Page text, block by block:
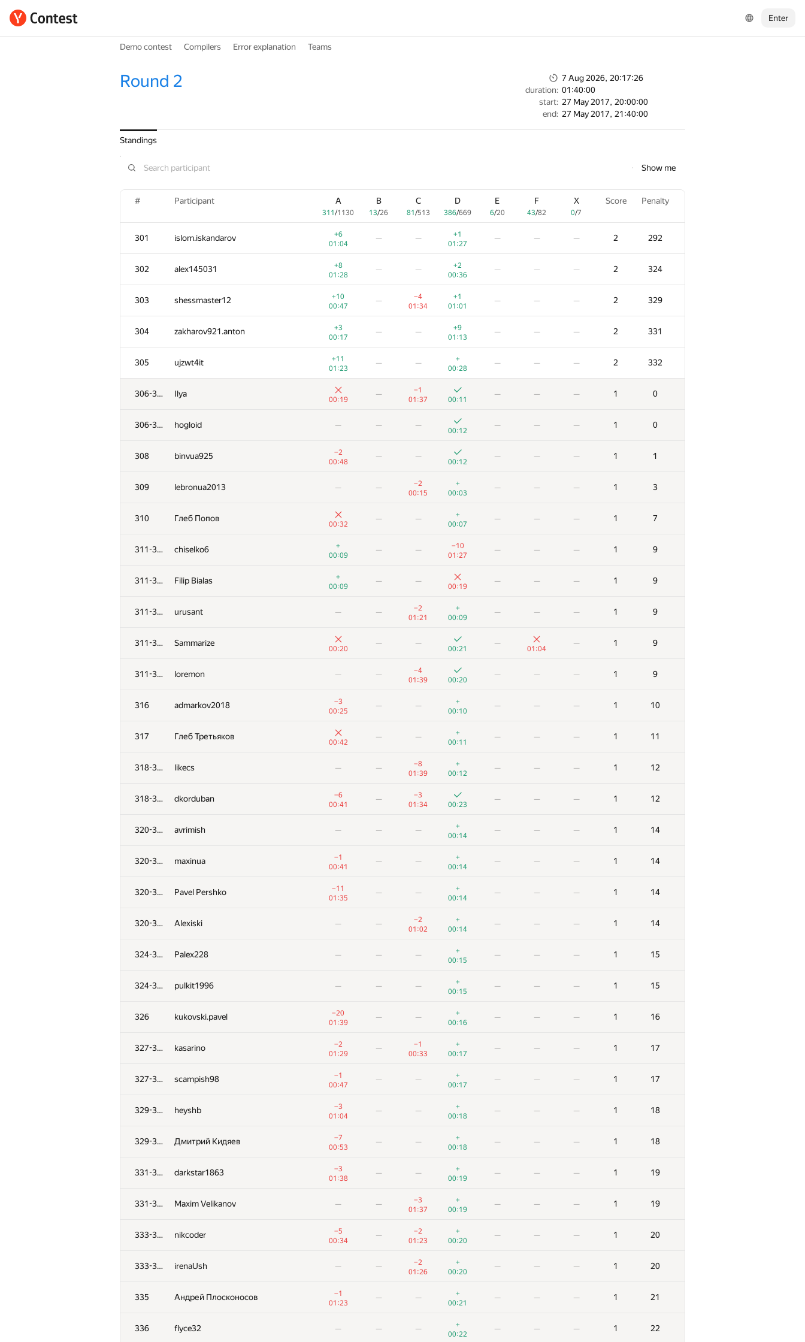
Enter
Demo contest Compilers Error explanation Teams
Round 2
7 Aug 2026, 20:17:26
duration: 01:40:00
start: 27 May 2017, 20:00:00
end: 27 May 2017, 21:40:00
Standings
Show me
# Participant A
311/1130
B
13/26
C
81/513
D
386/669
E
6/20
F
43/82
X
0/7
Score Penalty
301 islom.iskandarov
+6
01:04
— —
+1
01:27
— — — 2 292
302 alex145031
+8
01:28
— —
+2
00:36
— — — 2 324
303 shessmaster12
+10
00:47
—
−4
01:34
+1
01:01
— — — 2 329
304 zakharov921.anton
+3
00:17
— —
+9
01:13
— — — 2 331
305 ujzwt4it
+11
01:23
— —
+
00:28
— — — 2 332
306-307 Ilya
00:19
—
−1
01:37
00:11
— — — 1 0
306-307 hogloid — — —
00:12
— — — 1 0
308 binvua925
−2
00:48
— —
00:12
— — — 1 1
309 lebronua2013 — —
−2
00:15
+
00:03
— — — 1 3
310 Глеб Попов
00:32
— —
+
00:07
— — — 1 7
311-315 chiselko6
+
00:09
— —
−10
01:27
— — — 1 9
311-315 Filip Bialas
+
00:09
— —
00:19
— — — 1 9
311-315 urusant — —
−2
01:21
+
00:09
— — — 1 9
311-315 Sammarize
00:20
— —
00:21
—
01:04
— 1 9
311-315 loremon — —
−4
01:39
00:20
— — — 1 9
316 admarkov2018
−3
00:25
— —
+
00:10
— — — 1 10
317 Глеб Третьяков
00:42
— —
+
00:11
— — — 1 11
318-319 likecs — —
−8
01:39
+
00:12
— — — 1 12
318-319 dkorduban
−6
00:41
—
−3
01:34
00:23
— — — 1 12
320-323 avrimish — — —
+
00:14
— — — 1 14
320-323 maxinua
−1
00:41
— —
+
00:14
— — — 1 14
320-323 Pavel Pershko
−11
01:35
— —
+
00:14
— — — 1 14
320-323 Alexiski — —
−2
01:02
+
00:14
— — — 1 14
324-325 Palex228 — — —
+
00:15
— — — 1 15
324-325 pulkit1996 — — —
+
00:15
— — — 1 15
326 kukovski.pavel
−20
01:39
— —
+
00:16
— — — 1 16
327-328 kasarino
−2
01:29
—
−1
00:33
+
00:17
— — — 1 17
327-328 scampish98
−1
00:47
— —
+
00:17
— — — 1 17
329-330 heyshb
−3
01:04
— —
+
00:18
— — — 1 18
329-330 Дмитрий Кидяев
−7
00:53
— —
+
00:18
— — — 1 18
331-332 darkstar1863
−3
01:38
— —
+
00:19
— — — 1 19
331-332 Maxim Velikanov — —
−3
01:37
+
00:19
— — — 1 19
333-334 nikcoder
−5
00:34
—
−2
01:23
+
00:20
— — — 1 20
333-334 irenaUsh — —
−2
01:26
+
00:20
— — — 1 20
335 Андрей Плосконосов
−1
01:23
— —
+
00:21
— — — 1 21
336 flyce32 — — —
+
00:22
— — — 1 22
311 / 1130 13/26 /513 386 669 /20 43/82 0/7
301 islom.iskandarov
01:04
01:27
2 292